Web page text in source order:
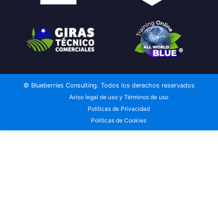
© Blueberries Consulting. Todos los derechos reservados
Aviso legal de uso y Términos de uso
Políticas de Privacidad
Políticas de Cookies